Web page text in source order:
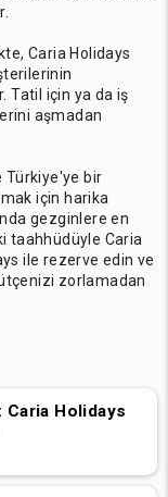
Caria Holidays
Tatil için ya da iş
aşmadan
Türkiye'ye bir
için harika
gezginlere en
taahhüdüyle Caria
ile rezerve edin ve
zorlamadan
Caria Holidays